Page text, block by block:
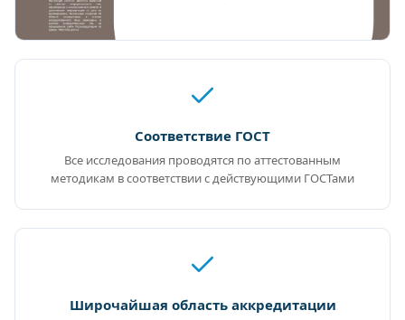
Соответствие ГОСТ
Все исследования проводятся по аттестованным
методикам в соответствии с действующими ГОСТами
Широчайшая область аккредитации